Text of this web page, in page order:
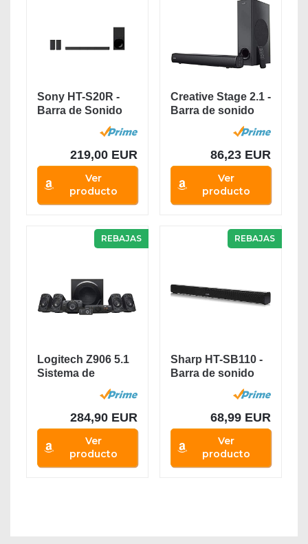
Sony HT-S20R -
Barra de Sonido
(5.1 Canales,...
219,00 EUR
Ver
producto
Creative Stage 2.1 -
Barra de sonido
con subwoofer...
86,23 EUR
Ver
producto
REBAJAS
Logitech Z906 5.1
Sistema de
284,90 EUR
Ver
producto
REBAJAS
Sharp HT-SB110 -
Barra de sonido
cine en casa...
68,99 EUR
Ver
producto